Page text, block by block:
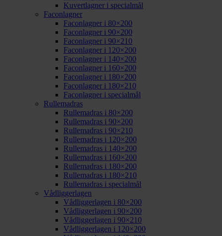
Kuvertlagner i specialmål
Faconlagner
Faconlagner i 80×200
Faconlagner i 90×200
Faconlagner i 90×210
Faconlagner i 120×200
Faconlagner i 140×200
Faconlagner i 160×200
Faconlagner i 180×200
Faconlagner i 180×210
Faconlagner i specialmål
Rullemadras
Rullemadras i 80×200
Rullemadras i 90×200
Rullemadras i 90×210
Rullemadras i 120×200
Rullemadras i 140×200
Rullemadras i 160×200
Rullemadras i 180×200
Rullemadras i 180×210
Rullemadras i specialmål
Vådliggerlagen
Vådliggerlagen i 80×200
Vådliggerlagen i 90×200
Vådliggerlagen i 90×210
Vådliggerlagen i 120×200